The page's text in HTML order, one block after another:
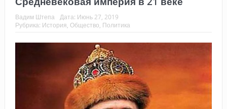
Вадим Штепа Дата: Июнь 27, 2019
Рубрика: История, Общество, Политика